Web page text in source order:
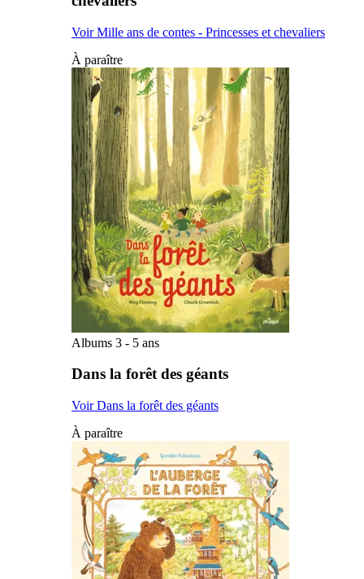
Voir Mille ans de contes - Princesses et chevaliers
À paraître
Albums 3 - 5 ans
Dans la forêt des géants
Voir Dans la forêt des géants
À paraître